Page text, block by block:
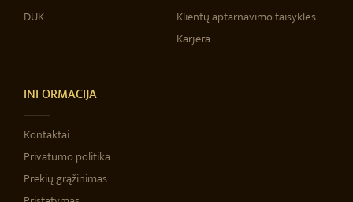
DUK
Klientų aptarnavimo taisyklės
Karjera
INFORMACIJA
Kontaktai
Privatumo politika
Prekių grąžinimas